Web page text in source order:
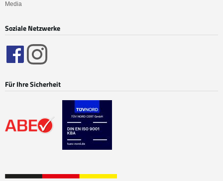
Media
Soziale Netzwerke
Für Ihre Sicherheit